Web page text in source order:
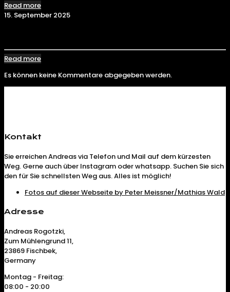
Read more
15. September 2025
Read more
Es können keine Kommentare abgegeben werden.
Kontakt
Sie erreichen Andreas via Telefon und Mail auf dem kürzesten
Weg. Gerne auch über Instagram oder whatsapp. Suchen Sie sich
den für Sie schnellsten Weg aus. Alles ist möglich!
Fotos auf dieser Webseite by Peter Meissner/Mathias Wald
Adresse
Andreas Rogotzki,
Zum Mühlengrund 11,
23869 Fischbek,
Germany
Montag - Freitag:
08:00 - 20:00